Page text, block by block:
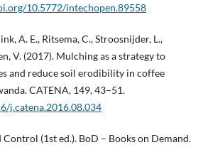
10.5772/intechopen.89558
A. E., Ritsema, C., Stroosnijder, L.,
V. (2017). Mulching as a strategy to
and reduce soil erodibility in coffee
CATENA, 149, 43–51.
j.catena.2016.08.034
Control (1st ed.). BoD – Books on Demand.